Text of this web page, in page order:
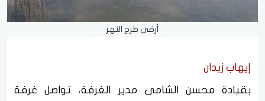
أرضي طرح النهر
إيهاب زيدان
بقيادة محسن الشامى مدير الغرفة، تواصل غرفة